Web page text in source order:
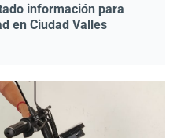
información para
en Ciudad Valles